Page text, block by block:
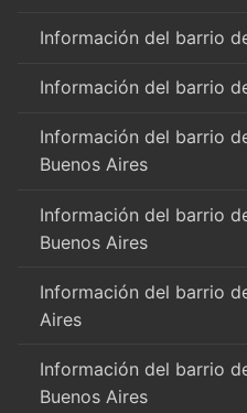
Información del barrio
Información del barrio
Información del barrio
Buenos Aires
Información del barrio
Buenos Aires
Información del barrio
Aires
Información del barrio
Buenos Aires